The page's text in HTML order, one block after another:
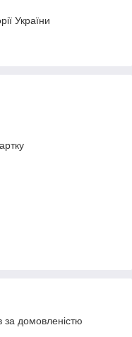
України
за домовленістю